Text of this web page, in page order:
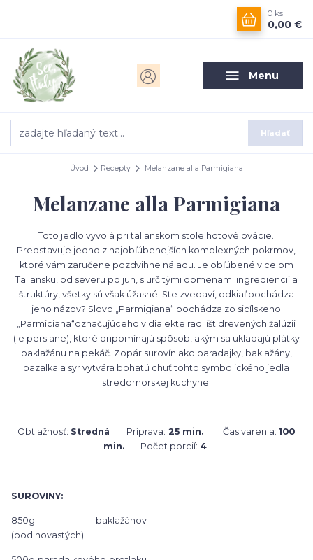
Menu
Hľadať
0 ks
0,00 €
Úvod Recepty Melanzane alla Parmigiana
Melanzane alla Parmigiana
Toto jedlo vyvolá pri talianskom stole hotové ovácie.
Predstavuje jedno z najobľúbenejších komplexných pokrmov,
ktoré vám zaručene pozdvihne náladu. Je obľúbené v celom
Taliansku, od severu po juh, s určitými obmenami ingrediencií a
štruktúry, všetky sú však úžasné. Ste zvedaví, odkiaľ pochádza
jeho názov? Slovo „Parmigiana“ pochádza zo sicílskeho
„Parmiciana“označujúceho v dialekte rad líšt drevených žalúzii
(le persiane), ktoré pripomínajú spôsob, akým sa ukladajú plátky
baklažánu na pekáč. Zopár surovín ako paradajky, baklažány,
bazalka a syr vytvára bohatú chuť tohto symbolického jedla
stredomorskej kuchyne.
Obtiažnosť: Stredná Príprava: 25 min.Čas varenia:100
min.
Počet porcií: 4
SUROVINY:
850g baklažánov
(podlhovastých)